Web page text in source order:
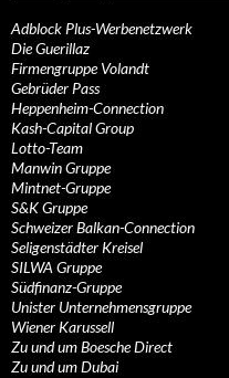
Adblock Plus-Werbenetzwerk
Die Guerillaz
Firmengruppe Volandt
Gebrüder Pass
Heppenheim-Connection
Kash-Capital Group
Lotto-Team
Manwin Gruppe
Mintnet-Gruppe
S&K Gruppe
Schweizer Balkan-Connection
Seligenstädter Kreisel
SILWA Gruppe
Südfinanz-Gruppe
Unister Unternehmensgruppe
Wiener Karussell
Zu und um Boesche Direct
Zu und um Dubai